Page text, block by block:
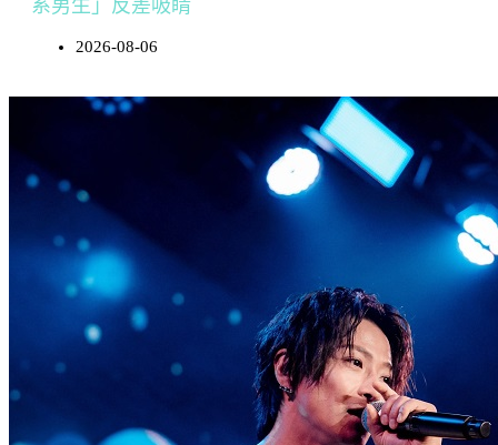
系男生」反差吸睛
2026-08-06